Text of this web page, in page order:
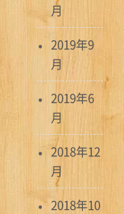
月
2019年9
月
2019年6
月
2018年12
月
2018年10